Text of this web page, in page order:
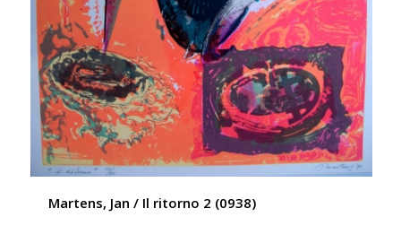
Martens, Jan / Il ritorno 2 (0938)